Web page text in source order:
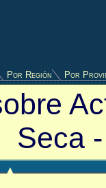
Por Región Por
Seca